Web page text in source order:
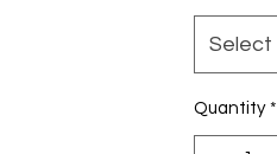
Select
Quantity *